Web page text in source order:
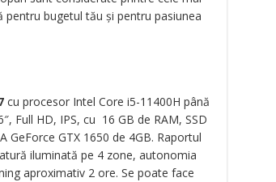
bugetul tău și pentru pasiunea
cu procesor Intel Core i5-11400H până
Full HD, IPS, cu 16 GB de RAM, SSD
GeForce GTX 1650 de 4GB. Raportul
iluminată pe 4 zone, autonomia
aproximativ 2 ore. Se poate face